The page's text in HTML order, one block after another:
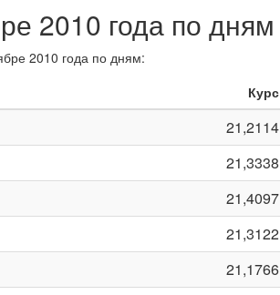
2010 года по дням
2010 года по дням:
Курс
21,2114
21,3338
21,4097
21,3122
21,1766